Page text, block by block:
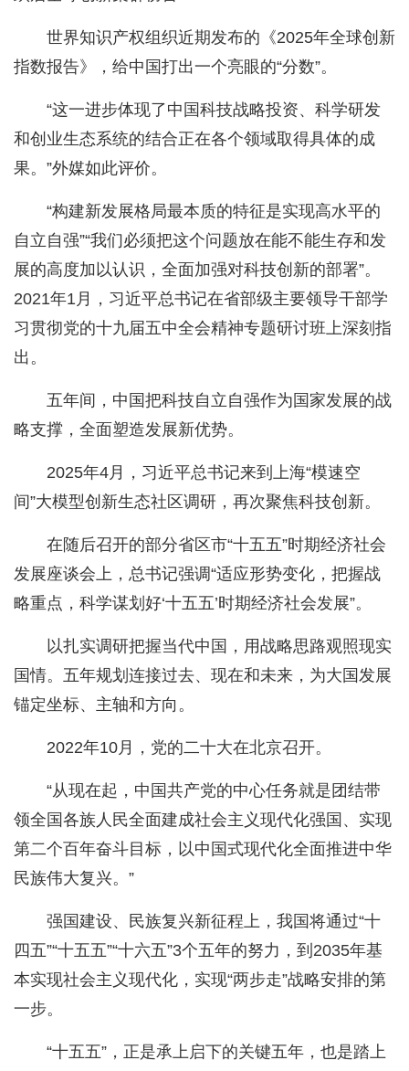
世界知识产权组织近期发布的《2025年全球创新
指数报告》，给中国打出一个亮眼的“分数”。
“这一进步体现了中国科技战略投资、科学研发
和创业生态系统的结合正在各个领域取得具体的成
果。”外媒如此评价。
“构建新发展格局最本质的特征是实现高水平的
自立自强”“我们必须把这个问题放在能不能生存和发
展的高度加以认识，全面加强对科技创新的部署”。
2021年1月，习近平总书记在省部级主要领导干部学
习贯彻党的十九届五中全会精神专题研讨班上深刻指
出。
五年间，中国把科技自立自强作为国家发展的战
略支撑，全面塑造发展新优势。
2025年4月，习近平总书记来到上海“模速空
间”大模型创新生态社区调研，再次聚焦科技创新。
在随后召开的部分省区市“十五五”时期经济社会
发展座谈会上，总书记强调“适应形势变化，把握战
略重点，科学谋划好‘十五五’时期经济社会发展”。
以扎实调研把握当代中国，用战略思路观照现实
国情。五年规划连接过去、现在和未来，为大国发展
锚定坐标、主轴和方向。
2022年10月，党的二十大在北京召开。
“从现在起，中国共产党的中心任务就是团结带
领全国各族人民全面建成社会主义现代化强国、实现
第二个百年奋斗目标，以中国式现代化全面推进中华
民族伟大复兴。”
强国建设、民族复兴新征程上，我国将通过“十
四五”“十五五”“十六五”3个五年的努力，到2035年基
本实现社会主义现代化，实现“两步走”战略安排的第
一步。
“十五五”，正是承上启下的关键五年，也是踏上